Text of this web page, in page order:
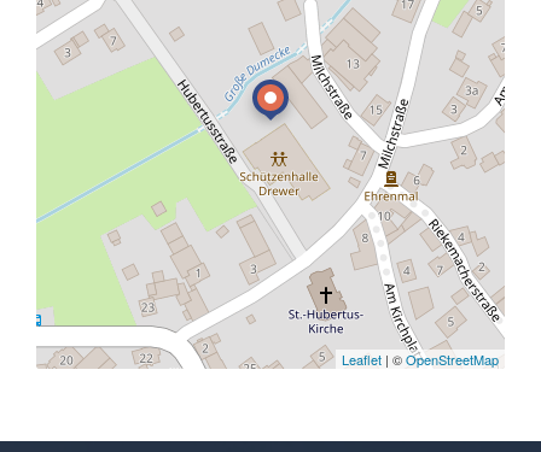
Leaflet | ©OpenStreetMap